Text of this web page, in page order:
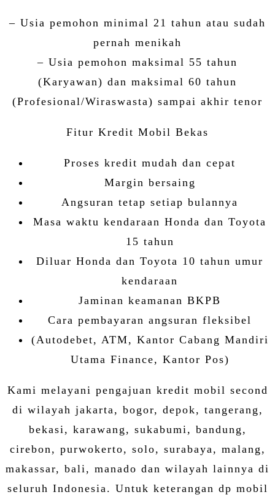
– Usia pemohon minimal 21 tahun atau sudah
pernah menikah
– Usia pemohon maksimal 55 tahun
(Karyawan) dan maksimal 60 tahun
(Profesional/Wiraswasta) sampai akhir tenor
Fitur Kredit Mobil Bekas
Proses kredit mudah dan cepat
Margin bersaing
Angsuran tetap setiap bulannya
Masa waktu kendaraan Honda dan Toyota
15 tahun
Diluar Honda dan Toyota 10 tahun umur
kendaraan
Jaminan keamanan BKPB
Cara pembayaran angsuran fleksibel
(Autodebet, ATM, Kantor Cabang Mandiri
Utama Finance, Kantor Pos)
Kami melayani pengajuan kredit mobil second
di wilayah jakarta, bogor, depok, tangerang,
bekasi, karawang, sukabumi, bandung,
cirebon, purwokerto, solo, surabaya, malang,
makassar, bali, manado dan wilayah lainnya di
seluruh Indonesia. Untuk keterangan dp mobil